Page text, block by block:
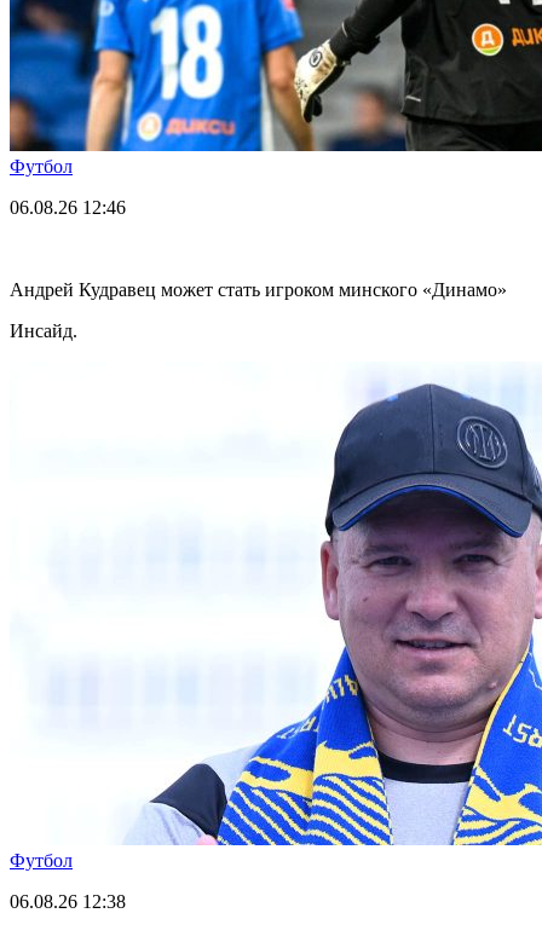
Футбол
06.08.26 12:46
Андрей Кудравец может стать игроком минского «Динамо»
Инсайд.
Футбол
06.08.26 12:38